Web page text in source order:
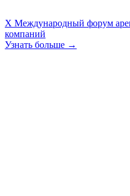
X Международный форум
компаний
Узнать больше →